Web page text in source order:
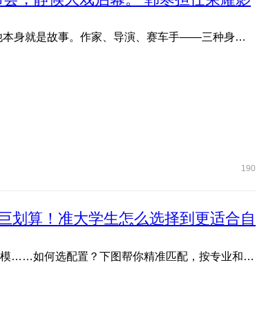
欢迎韩寒出任荣耀影像创想家。 他写故事，他拍故事，他本身就是故事。作家、导演、赛车手——三种身份从未定义他 ...
190
划算！准大学生怎么选择到更适合自
文管生、理工生需求各不同：写论文、剪视频、编程、建模……如何选配置？下图帮你精准匹配，按专业和预算轻松抄作 ...